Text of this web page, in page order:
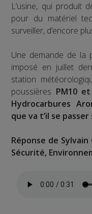
L’usine, qui produit
pour du matériel
surveiller, d’encore
Une demande de la
imposé en juillet
station
poussières PM10
Hydrocarbures
que va t’il se
Réponse de
Sécurité,